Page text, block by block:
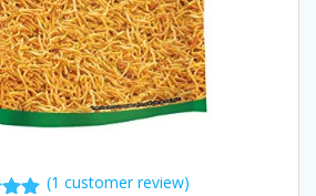
(1 customer review)